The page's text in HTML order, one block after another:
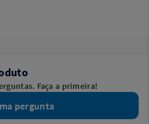
Faça a primeira!
pergunta